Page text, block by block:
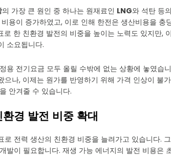
의 가장 큰 원인 중 하나는 원재료인 LNG와 석탄 등
용이 증가하였고, 이로 인해 한전은 생산비용을 충
로 한 친환경 발전의 비중을 높이는 노력도 있지만,
소요됩니다.
용 전기요금 모두 올릴 수밖에 없는 상황에 놓였습
으나, 이제는 원가를 반영하기 위해 가격 인상이 불
안겨줄 수 있습니다.
경 발전 비중 확대
로 전력 생산의 친환경 비중을 늘려가고 있습니다.
발이 필요합니다. 재생 가능 에너지의 발전 비용은